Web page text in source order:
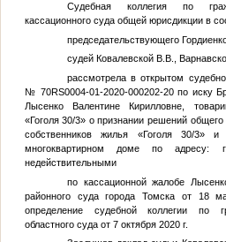
Судебная коллегия по
кассационного суда общей юрисдикции в
председательствующего
судей Ковалевской В.В.,
рассмотрела в открытом
№ 70RS0004-01-2020-000202-20 по иску
Лысенко Валентине Кирилловне,
«Гоголя 30/3» о признании решений
собственников жилья «Гоголя 30/3»
многоквартирном доме по
недействительными
по кассационной жалобе
районного суда города Томска от 18
определение судебной коллегии по
областного суда от 7 октября 2020 г.